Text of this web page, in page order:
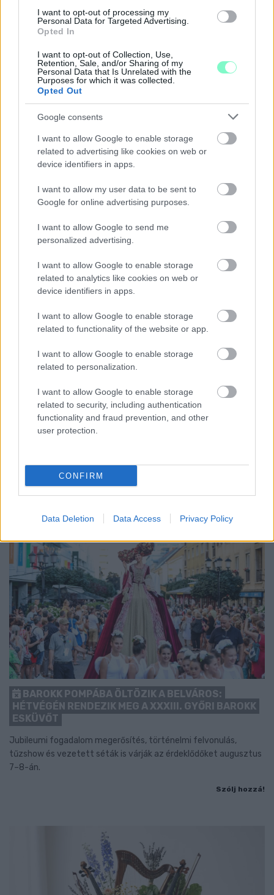
I want to opt-out of processing my
Personal Data for Targeted Advertising.
Opted In
I want to opt-out of Collection, Use,
Retention, Sale, and/or Sharing of my
Personal Data that Is Unrelated with the
Purposes for which it was collected.
Opted Out
Google consents
I want to allow Google to enable storage
related to advertising like cookies on web or
device identifiers in apps.
I want to allow my user data to be sent to
Google for online advertising purposes.
I want to allow Google to send me
personalized advertising.
I want to allow Google to enable storage
related to analytics like cookies on web or
device identifiers in apps.
I want to allow Google to enable storage
related to functionality of the website or app.
I want to allow Google to enable storage
related to personalization.
I want to allow Google to enable storage
related to security, including authentication
functionality and fraud prevention, and other
user protection.
CONFIRM
Data Deletion Data Access Privacy Policy
A BAROKK ÖSSZES ÁRNYALATA ÉS MÉG EGY SOR
KIVÁLÓ PROGRAM VÁR MINDENKIT EZEN A HÉTVÉGÉN
GYŐRBEN
Középpontban a hagyományőrzés, de lesz Pogány Induló és
Majka koncert, jóga szeánsz, “borhajózás” és egy csomó minden
A GYŐRI AUDI ETO KC PÉNTEKI FELKÉSZÜLÉSI
MÉRKŐZÉSE
Az energiaellátás tehermentesítése érdekében másfél órával
előrébb hozták a Brest Bretagne Handball elleni találkozó
BAROKK POMPÁBA ÖLTÖZIK A BELVÁROS:
HÉTVÉGÉN RENDEZIK MEG A XXXIII. GYŐRI BAROKK
ESKÜVŐT
Jubileumi fogadalom megerősítés, történelmi felvonulás,
tűzshow és vezetett séták is várják az érdeklődőket augusztus
7–8-án.
Szólj hozzá!